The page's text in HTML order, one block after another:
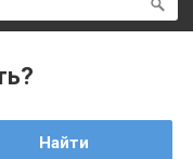
Найти